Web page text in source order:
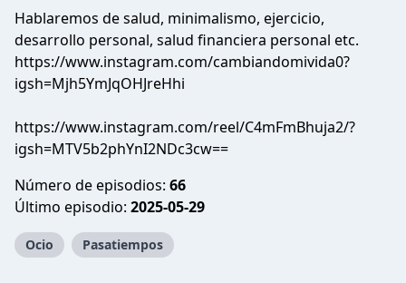
Hablaremos de salud, minimalismo, ejercicio,
desarrollo personal, salud financiera personal etc.
https://www.instagram.com/cambiandomivida0?
igsh=Mjh5YmJqOHJreHhi
https://www.instagram.com/reel/C4mFmBhuja2/?
igsh=MTV5b2phYnI2NDc3cw==
Número de episodios: 66
Último episodio: 2025-05-29
Ocio Pasatiempos